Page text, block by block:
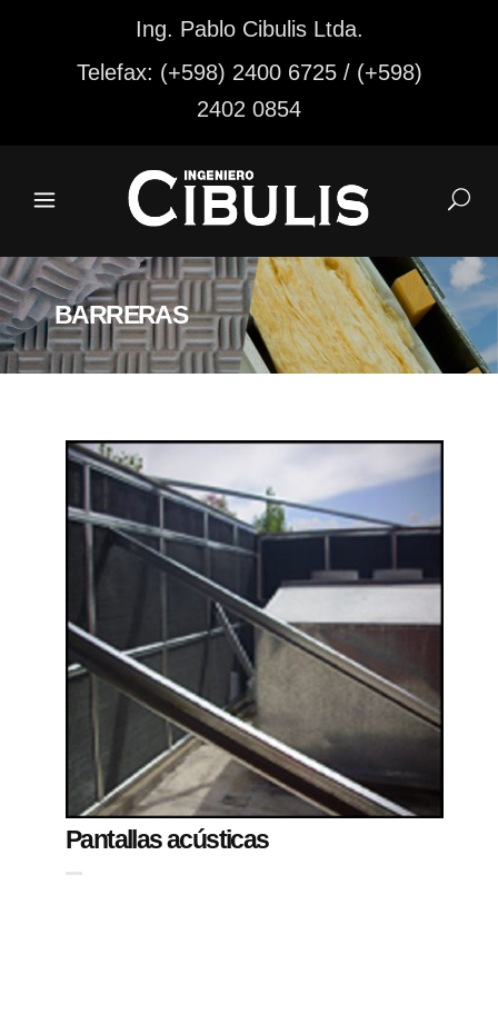
Ing. Pablo Cibulis Ltda.
Telefax: (+598) 2400 6725 / (+598)
2402 0854
BARRERAS
Pantallas acústicas